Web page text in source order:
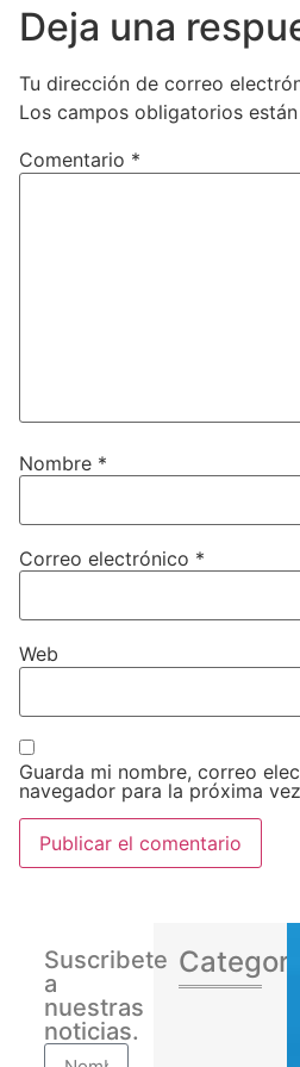
Deja una
Tu dirección de correo
Los campos obligatorios
Comentario *
Nombre *
Correo electrónico *
Web
Guarda mi nombre, correo
navegador para la próxima
Suscribete
a
nuestras
noticias.